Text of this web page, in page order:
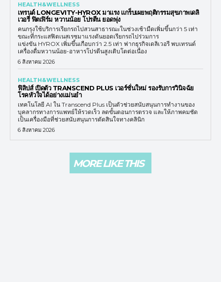
HEALTH&WELLNESS
เทรนด์ LONGEVITY-HYROX มาแรง แกร็บเผยพฤติกรรมสุขภาพเดลิ
เวอรี่ ฟิตเฟิร์ม หวานน้อย โปรตีน ยอดพุ่ง
คนกรุงใช้บริการเรียกรถไปสวนสาธารณะในช่วงเช้ามืดเพิ่มขึ้นกว่า 5 เท่า
ขณะที่กระแสฟิตเนสเรซมาแรงดันยอดเรียกรถไปร่วมการ
แข่งขัน HYROX เพิ่มขึ้นเกือบกว่า 2.5 เท่า ฟากธุรกิจเดลิเวอรี พบเทรนด์
เครื่องดื่มหวานน้อย-อาหารโปรตีนสูงเติบโตต่อเนื่อง
6 สิงหาคม 2026
HEALTH&WELLNESS
ฟิลิปส์ เปิดตัว TRANSCEND PLUS เวอร์ชั่นใหม่ รองรับการวินิจฉัย
โรคหัวใจได้อย่างแม่นยำ
เทคโนโลยี AI ใน Transcend Plus เป็นตัวช่วยสนับสนุนการทำงานของ
บุคลากรทางการแพทย์ให้รวดเร็ว ลดขั้นตอนการตรวจ และให้ภาพคมชัด
เป็นเครื่องมือที่ช่วยสนับสนุนการตัดสินใจทางคลินิก
6 สิงหาคม 2026
MORE LIKE THIS